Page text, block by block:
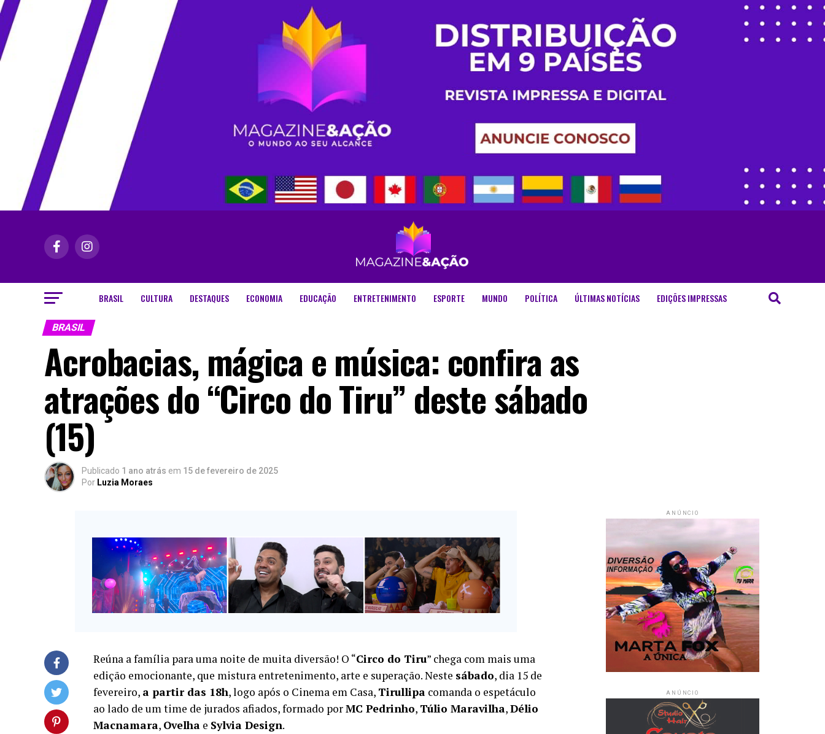
BRASIL CULTURA DESTAQUES ECONOMIA EDUCAÇÃO ENTRETENIMENTO ESPORTE MUNDO POLÍTICA ÚLTIMAS NOTÍCIAS EDIÇÕES IMPRESSAS
BRASIL
Acrobacias, mágica e música: confira as
atrações do “Circo do Tiru” deste sábado
(15)
Publicado 1 ano atrás em 15 de fevereiro de 2025
Por Luzia Moraes
Reúna a família para uma noite de muita diversão! O “Circo do Tiru” chega com mais uma
edição emocionante, que mistura entretenimento, arte e superação. Neste sábado, dia 15 de
fevereiro, a partir das 18h, logo após o Cinema em Casa, Tirullipa comanda o espetáculo
ao lado de um time de jurados afiados, formado porMC Pedrinho, Túlio Maravilha,Délio
Macnamara, Ovelha e Sylvia Design.
ANÚNCIO
ANÚNCIO